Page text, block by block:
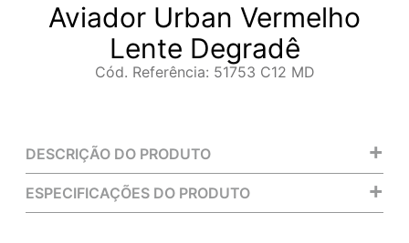
Aviador Urban Vermelho
Lente Degradê
Cód. Referência: 51753 C12 MD
DESCRIÇÃO DO PRODUTO +
ESPECIFICAÇÕES DO PRODUTO +